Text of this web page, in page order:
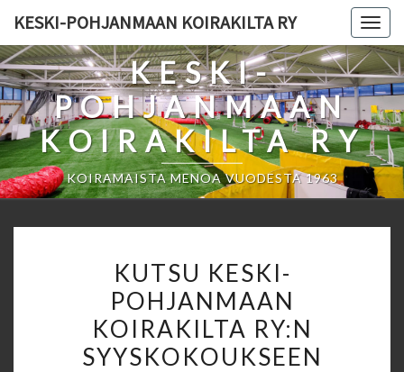
content
KESKI-POHJANMAAN KOIRAKILTA RY
KESKI-
POHJANMAAN
KOIRAKILTA RY
KOIRAMAISTA MENOA VUODESTA 1963
KESKI-
POHJANMAAN
KOIRAKILTA
RY:N
KUTSU KESKI-
POHJANMAAN
KOIRAKILTA RY:N
SYYSKOKOUKSEEN